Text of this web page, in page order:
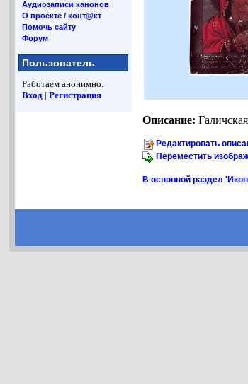
Аудиозаписи канонов
О проекте / конт@кт
Помочь сайту
Форум
Пользователь
Работаем анонимно.
Вход |Регистрация
Описание:
Редактировать
Переместить
В основной раздел